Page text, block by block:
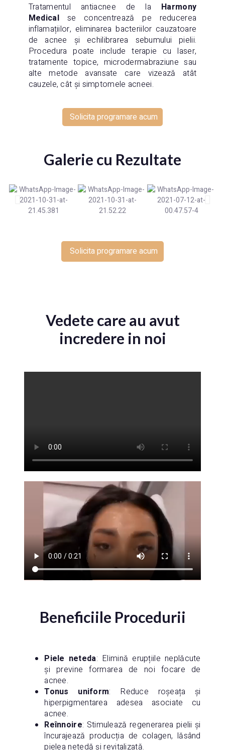
Tratamentul antiacnee de la Harmony
Medicalse concentrează pe reducerea
inflamațiilor, eliminarea bacteriilor cauzatoare
de acnee și echilibrarea sebumului pielii.
Procedura poate include terapie cu laser,
tratamente topice, microdermabraziune sau
alte metode avansate care vizează atât
cauzele, cât și simptomele acneei.
Solicita programare acum
Galerie cu Rezultate
Solicita programare acum
Vedete care au avut
incredere in noi
Beneficiile Procedurii
Piele neteda: Elimină erupțiile neplăcute
și previne formarea de noi focare de
acnee.
Tonus uniform: Reduce roșeața și
hiperpigmentarea adesea asociate cu
acnee.
Reînnoire: Stimulează regenerarea pielii și
încurajează producția de colagen, lăsând
pielea netedă și revitalizată.